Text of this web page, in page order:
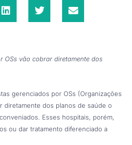
OSs vão cobrar diretamente dos
gerenciados por OSs (Organizações
diretamente dos planos de saúde o
Esses hospitais, porém,
ou dar tratamento diferenciado a